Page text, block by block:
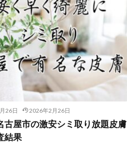
26日 2026年2月26日
古屋市の激安シミ取り放題皮膚
結果